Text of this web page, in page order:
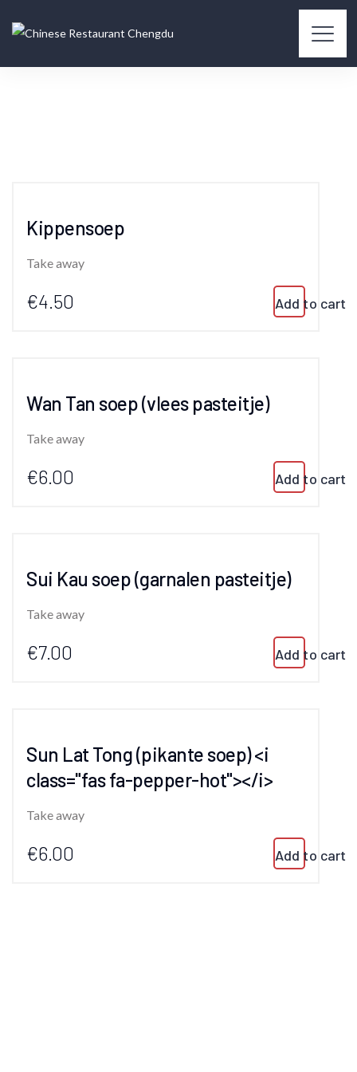
Kippensoep
Take away
€4.50 Add to cart
Wan Tan soep (vlees pasteitje)
Take away
€6.00 Add to cart
Sui Kau soep (garnalen pasteitje)
Take away
€7.00 Add to cart
Sun Lat Tong (pikante soep) <i
class="fas fa-pepper-hot"></i>
Take away
€6.00 Add to cart